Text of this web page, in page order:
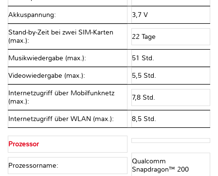
Akkuspannung: 3,7 V
Stand-by-Zeit bei zwei SIM-Karten
(max.):
22 Tage
Musikwiedergabe (max.): 51 Std.
Videowiedergabe (max.): 5,5 Std.
Internetzugriff über Mobilfunknetz
(max.):
7,8 Std.
Internetzugriff über WLAN (max.): 8,5 Std.
Prozessor
Prozessorname:
Qualcomm
Snapdragon™ 200